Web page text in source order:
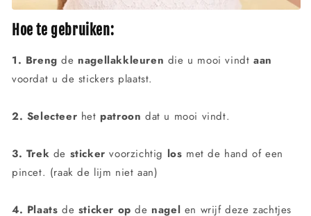
Hoe te gebruiken:
1. Breng de nagellakkleuren die u mooi vindtaan
voordat u de stickers plaatst.
2. Selecteer het patroon dat u mooi vindt.
3. Trek de sticker voorzichtig los met de hand of een
pincet. (raak de lijm niet aan)
4. Plaats de sticker op de nagel en wrijf deze zachtjes